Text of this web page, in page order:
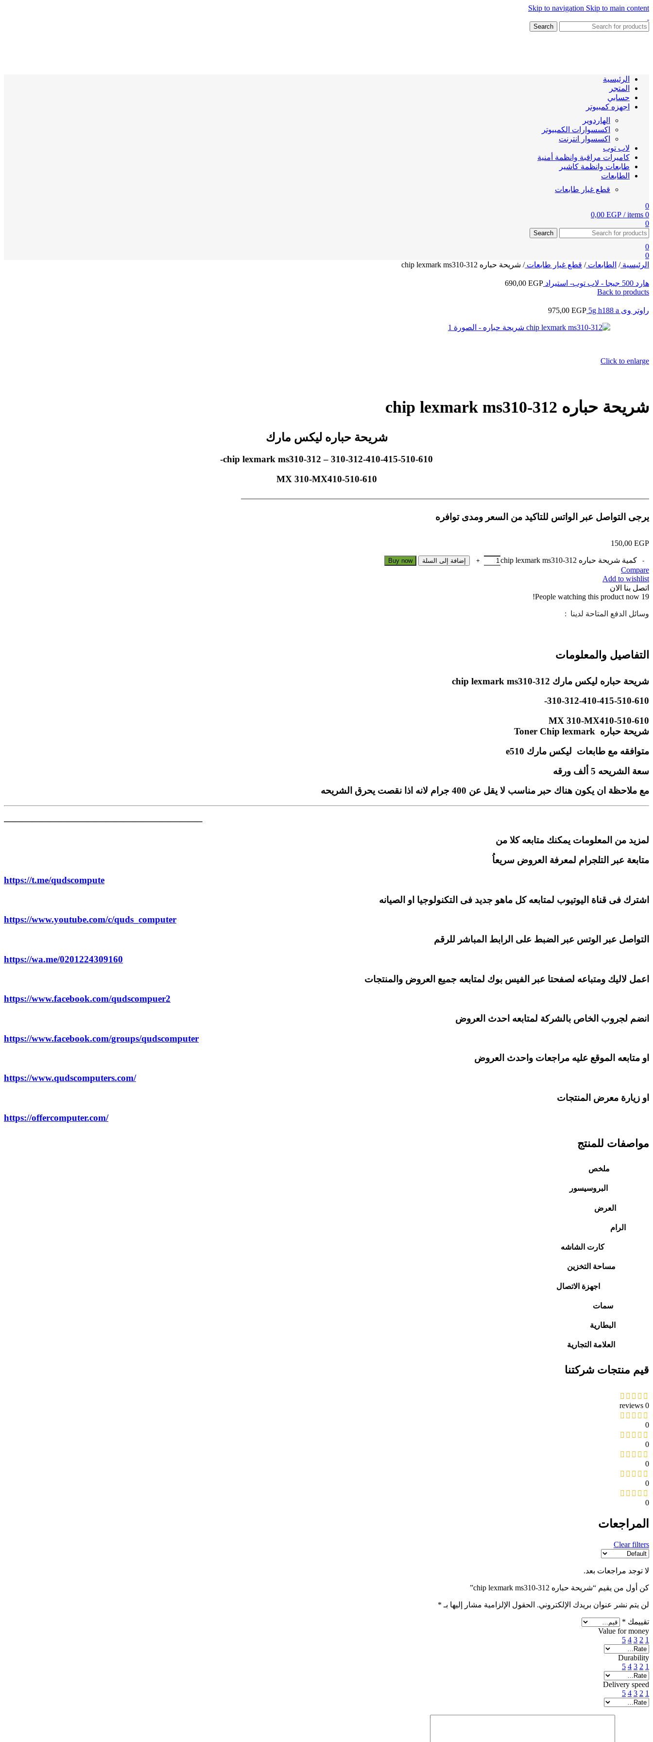
Skip to navigation Skip to main content
Search
الرئيسية
المتجر
حسابي
اجهزه كمبيوتر
الهاردوير
اكسسوارات الكمبيوتر
اكسسوار انترنت
لاب توب
كاميرات مراقبة وانظمة أمنية
طابعات وانظمة كاشير
الطابعات
قطع غيار طابعات
0
0
items
/
0,00 EGP
0
Search
0
0
الرئيسية/ الطابعات/ قطع غيار طابعات/ شريحة حباره chip lexmark ms310-312
هارد 500 جيجا - لاب توب- استيراد 690,00 EGP
Back to products
راوتر وى 5g h188 a 975,00 EGP
Click to enlarge
شريحة حباره chip lexmark ms310-312
شريحة حباره ليكس مارك
chip lexmark ms310-312 – 310-312-410-415-510-610-
MX 310-MX410-510-610
————————————————————————————————————————————————————–
يرجى التواصل عبر الواتس للتاكيد من السعر ومدى توافره
150,00 EGP
كمية شريحة حباره chip lexmark ms310-312 إضافة إلى السلة Buy now
Compare
Add to wishlist
اتصل بنا الان
19
People watching this product now!
وسائل الدفع المتاحة لدينا :
التفاصيل والمعلومات
شريحة حباره ليكس مارك chip lexmark ms310-312
310-312-410-415-510-610-
MX 310-MX410-510-610
شريحة حباره Toner Chip lexmark
متوافقه مع طابعات ليكس مارك e510
سعة الشريحه 5 ألف ورقه
مع ملاحظة ان يكون هناك حبر مناسب لا يقل عن 400 جرام لانه اذا نقصت يحرق الشريحه
—————————————————————–
لمزيد من المعلومات يمكنك متابعه كلا من
متابعة عبر التلجرام لمعرفة العروض سريعاُ
https://t.me/qudscompute
اشترك فى قناة اليوتيوب لمتابعه كل ماهو جديد فى التكنولوجيا او الصيانه
https://www.youtube.com/c/quds_computer
التواصل عبر الوتس عبر الضبط على الرابط المباشر للرقم
https://wa.me/0201224309160
اعمل لاليك ومتباعه لصفحتا عبر الفيس بوك لمتابعه جميع العروض والمنتجات
https://www.facebook.com/qudscompuer2
انضم لجروب الخاص بالشركة لمتابعه احدث العروض
https://www.facebook.com/groups/qudscomputer
او متابعه الموقع عليه مراجعات واحدث العروض
https://www.qudscomputers.com/
او زيارة معرض المنتجات
https://offercomputer.com/
مواصفات للمنتج
ملخص
البروسيسور
العرض
الرام
كارت الشاشه
مساحة التخزين
اجهزة الاتصال
سمات
البطارية
العلامة التجارية
قيم منتجات شركتنا
0 reviews
0
0
0
0
0
المراجعات
Clear filters
لا توجد مراجعات بعد.
كن أول من يقيم “شريحة حباره chip lexmark ms310-312”
لن يتم نشر عنوان بريدك الإلكتروني. الحقول الإلزامية مشار إليها بـ *
تقييمك *
Value for money
1
2
3
4
5
Durability
1
2
3
4
5
Delivery speed
1
2
3
4
5